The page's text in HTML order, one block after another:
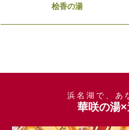
桧香の湯
浜名湖で、あ
華咲の湯